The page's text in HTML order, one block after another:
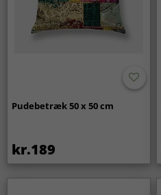
Pudebetræk 50 x 50 cm
kr.189